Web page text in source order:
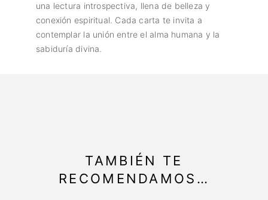
una lectura introspectiva, llena de belleza y
conexión espiritual. Cada carta te invita a
contemplar la unión entre el alma humana y la
sabiduría divina.
TAMBIÉN TE
RECOMENDAMOS…